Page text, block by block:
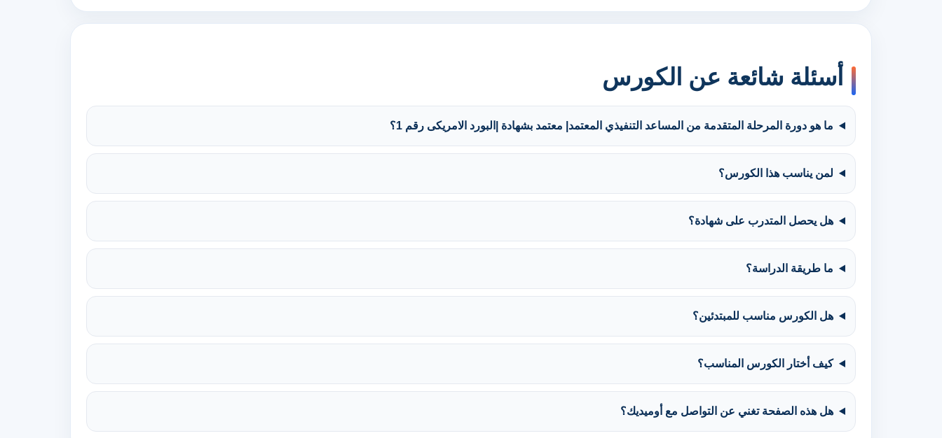
أسئلة شائعة عن الكورس
ما هو دورة المرحلة المتقدمة من المساعد التنفيذي المعتمد| معتمد بشهادة |البورد الامريكى رقم 1؟
لمن يناسب هذا الكورس؟
هل يحصل المتدرب على شهادة؟
ما طريقة الدراسة؟
هل الكورس مناسب للمبتدئين؟
كيف أختار الكورس المناسب؟
هل هذه الصفحة تغني عن التواصل مع أوميديك؟